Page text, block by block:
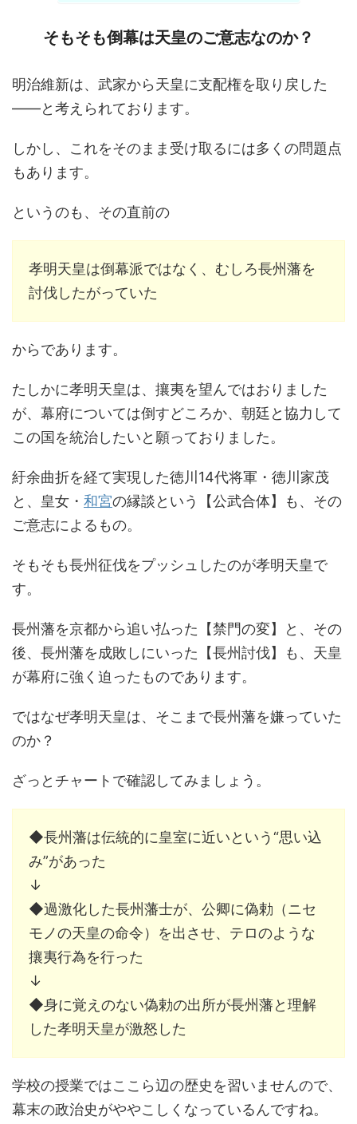
そもそも倒幕は天皇のご意志なのか？
明治維新は、武家から天皇に支配権を取り戻した
――と考えられております。
しかし、これをそのまま受け取るには多くの問題点
もあります。
というのも、その直前の
孝明天皇は倒幕派ではなく、むしろ長州藩を
討伐したがっていた
からであります。
たしかに孝明天皇は、攘夷を望んではおりました
が、幕府については倒すどころか、朝廷と協力して
この国を統治したいと願っておりました。
紆余曲折を経て実現した徳川14代将軍・徳川家茂
と、皇女・ 和宮の縁談という【公武合体】も、その
ご意志によるもの。
そもそも長州征伐をプッシュしたのが孝明天皇で
す。
長州藩を京都から追い払った【禁門の変】と、その
後、長州藩を成敗しにいった【長州討伐】も、天皇
が幕府に強く迫ったものであります。
ではなぜ孝明天皇は、そこまで長州藩を嫌っていた
のか？
ざっとチャートで確認してみましょう。
◆長州藩は伝統的に皇室に近いという“思い込
み”があった
↓
◆過激化した長州藩士が、公卿に偽勅（ニセ
モノの天皇の命令）を出させ、テロのような
攘夷行為を行った
↓
◆身に覚えのない偽勅の出所が長州藩と理解
した孝明天皇が激怒した
学校の授業ではここら辺の歴史を習いませんので、
幕末の政治史がややこしくなっているんですね。